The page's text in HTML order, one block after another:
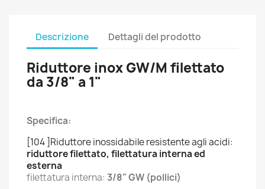
Descrizione Dettagli del prodotto
Riduttore inox GW/M filettato
da 3/8" a 1"
Specifica:
[104 ]Riduttore inossidabile resistente agli acidi:
riduttore filettato, filettatura interna ed
esterna
filettatura interna: 3/8" GW (pollici)